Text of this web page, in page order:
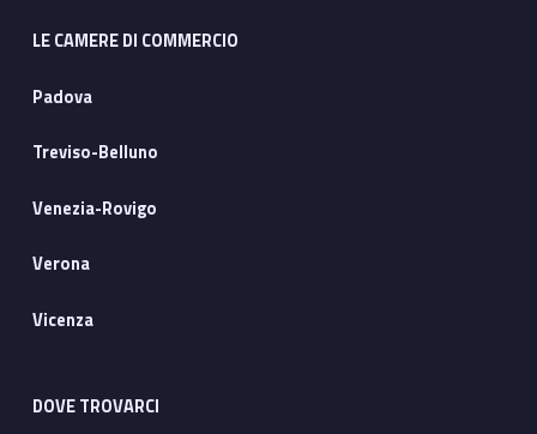
LE CAMERE DI COMMERCIO
Padova
Treviso-Belluno
Venezia-Rovigo
Verona
Vicenza
DOVE TROVARCI